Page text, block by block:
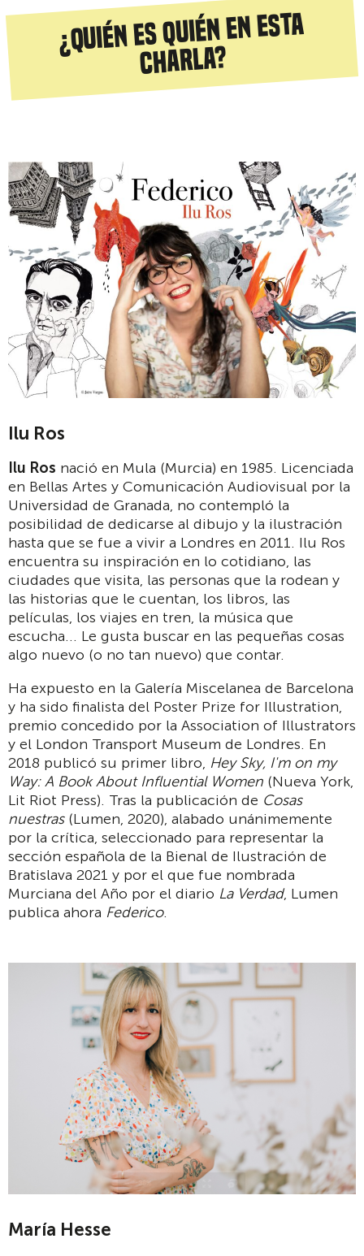
¿Quién es quién en esta
charla?
Ilu Ros
Ilu Ros nació en Mula (Murcia) en 1985. Licenciada
en Bellas Artes y Comunicación Audiovisual por la
Universidad de Granada, no contempló la
posibilidad de dedicarse al dibujo y la ilustración
hasta que se fue a vivir a Londres en 2011. Ilu Ros
encuentra su inspiración en lo cotidiano, las
ciudades que visita, las personas que la rodean y
las historias que le cuentan, los libros, las
películas, los viajes en tren, la música que
escucha... Le gusta buscar en las pequeñas cosas
algo nuevo (o no tan nuevo) que contar.
Ha expuesto en la Galería Miscelanea de Barcelona
y ha sido finalista del Poster Prize for Illustration,
premio concedido por la Association of Illustrators
y el London Transport Museum de Londres. En
2018 publicó su primer libro, Hey Sky, I'm on my
Way: A Book About Influential Women (Nueva York,
Lit Riot Press). Tras la publicación de Cosas
nuestras(Lumen, 2020), alabado unánimemente
por la crítica, seleccionado para representar la
sección española de la Bienal de Ilustración de
Bratislava 2021 y por el que fue nombrada
Murciana del Año por el diario La Verdad, Lumen
publica ahora Federico.
María Hesse